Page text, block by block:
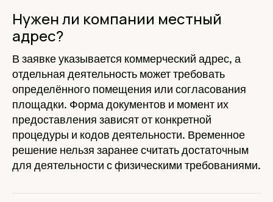
Нужен ли компании местный
адрес?
В заявке указывается коммерческий адрес, а
отдельная деятельность может требовать
определённого помещения или согласования
площадки. Форма документов и момент их
предоставления зависят от конкретной
процедуры и кодов деятельности. Временное
решение нельзя заранее считать достаточным
для деятельности с физическими требованиями.